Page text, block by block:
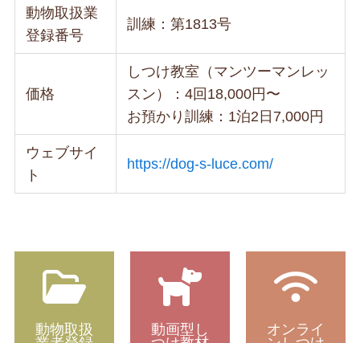
動物取扱業
登録番号
訓練：第1813号
価格
しつけ教室（マンツーマンレッ
スン）：4回18,000円〜
お預かり訓練：1泊2日7,000円
ウェブサイ
ト
https://dog-s-luce.com/
動物取扱
動画型し
オンライ